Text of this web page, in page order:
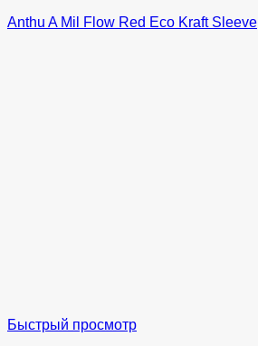
Anthu A Mil Flow Red Eco Kraft Sleeve
Быстрый просмотр